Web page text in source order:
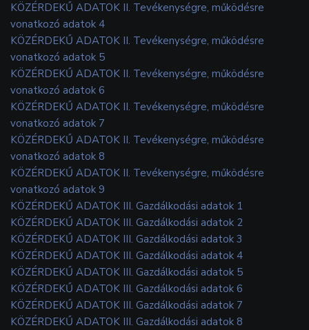
KÖZÉRDEKŰ ADATOK II. Tevékenységre, működésre
vonatkozó adatok 4
KÖZÉRDEKŰ ADATOK II. Tevékenységre, működésre
vonatkozó adatok 5
KÖZÉRDEKŰ ADATOK II. Tevékenységre, működésre
vonatkozó adatok 6
KÖZÉRDEKŰ ADATOK II. Tevékenységre, működésre
vonatkozó adatok 7
KÖZÉRDEKŰ ADATOK II. Tevékenységre, működésre
vonatkozó adatok 8
KÖZÉRDEKŰ ADATOK II. Tevékenységre, működésre
vonatkozó adatok 9
KÖZÉRDEKŰ ADATOK III. Gazdálkodási adatok 1
KÖZÉRDEKŰ ADATOK III. Gazdálkodási adatok 2
KÖZÉRDEKŰ ADATOK III. Gazdálkodási adatok 3
KÖZÉRDEKŰ ADATOK III. Gazdálkodási adatok 4
KÖZÉRDEKŰ ADATOK III. Gazdálkodási adatok 5
KÖZÉRDEKŰ ADATOK III. Gazdálkodási adatok 6
KÖZÉRDEKŰ ADATOK III. Gazdálkodási adatok 7
KÖZÉRDEKŰ ADATOK III. Gazdálkodási adatok 8